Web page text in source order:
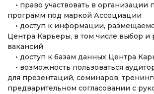
• право участвовать в организации
программ под маркой Ассоциации
• доступ к информации,
Центра Карьеры, в том числе выбор
вакансий
• доступ к базам данных Центра
• возможность пользоваться
для презентаций, семинаров,
предварительном согласовании с